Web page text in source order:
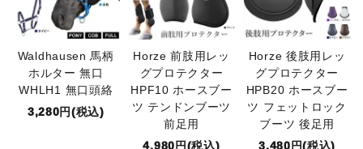
Waldhausen 馬柄
ホルター 無口
WHLH1 無口頭絡
3,280円(税込)
Horze 前肢用レッ
グプロテクター
HPF10 ホースブー
ツ テンドンブーツ
前足用
4,980円(税込)
Horze 後肢用レッ
グプロテクター
HPB20 ホースブー
ツ フェットロック
ブーツ 後足用
3,480円(税込)